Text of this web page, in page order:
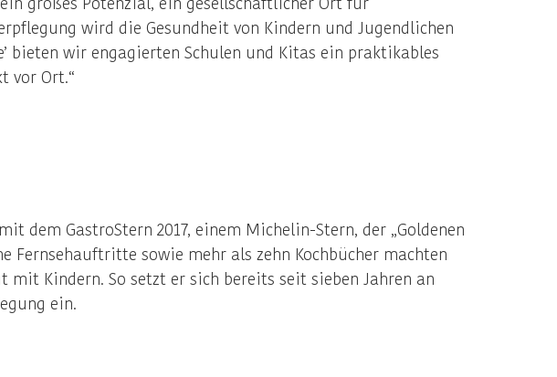
wird die Gesundheit von Kindern und Jugendlichen
bieten wir engagierten Schulen und Kitas ein praktikables
vor Ort.“
dem GastroStern 2017, einem Michelin-Stern, der „Goldenen
Fernsehauftritte sowie mehr als zehn Kochbücher machten
Kindern. So setzt er sich bereits seit sieben Jahren an
ein.